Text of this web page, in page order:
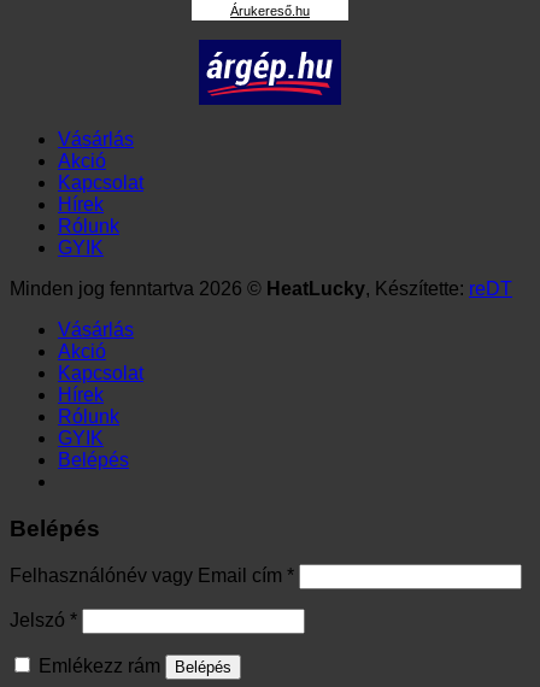
Árukereső.hu
Vásárlás
Akció
Kapcsolat
Hírek
Rólunk
GYIK
Minden jog fenntartva 2026 © HeatLucky, Készítette: reDT
Vásárlás
Akció
Kapcsolat
Hírek
Rólunk
GYIK
Belépés
Belépés
Felhasználónév vagy Email cím *Kötelező
Jelszó *Kötelező
Emlékezz rám Belépés